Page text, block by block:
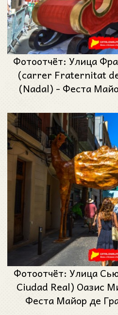
Фотоотчёт: Улица
(carrer Fraternitat
(Nadal) - Феста
Фотоотчёт: Улица
Ciudad Real) Оазис
Феста Майор де